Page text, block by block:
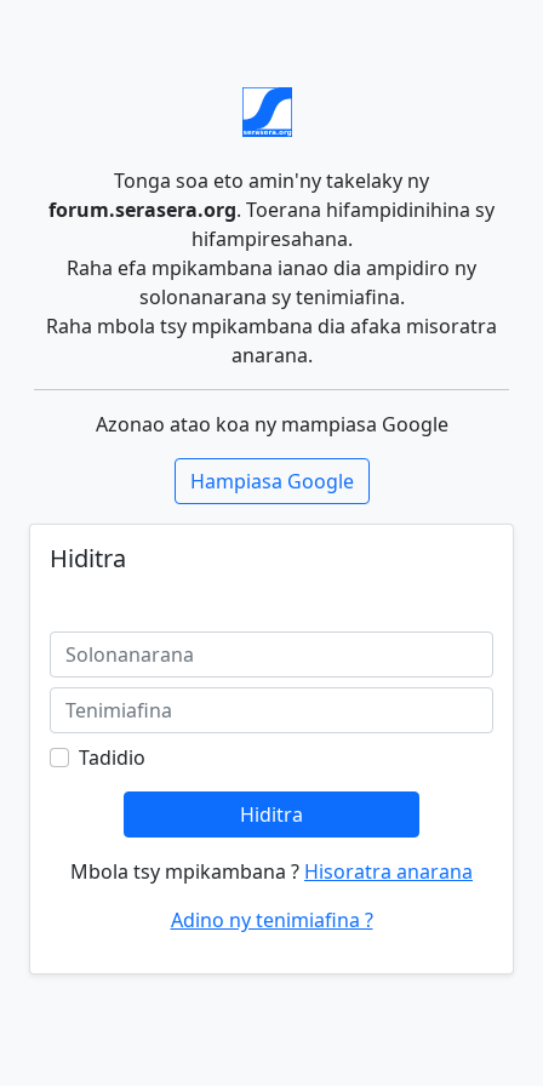
Tonga soa eto amin'ny takelaky ny
forum.serasera.org. Toerana hifampidinihina sy
hifampiresahana.
Raha efa mpikambana ianao dia ampidiro ny
solonanarana sy tenimiafina.
Raha mbola tsy mpikambana dia afaka misoratra
anarana.
Azonao atao koa ny mampiasa Google
Hampiasa Google
Hiditra
Tadidio
Hiditra
Mbola tsy mpikambana ? Hisoratra anarana
Adino ny tenimiafina ?